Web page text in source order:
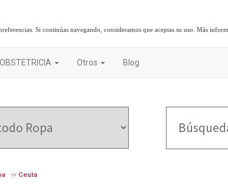
Si continúas navegando, consideramos que aceptas su uso.Más
OBSTETRICIA Otros Blog
Ceuta